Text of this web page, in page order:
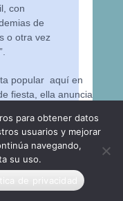
con
de
o otra vez
popular aquí en
fiesta, ella anuncia
le 2 Mai 2022. Il
fleurs qui
celebra este año el
decoradas
para obtener datos
usuarios y mejorar
navegando,
su uso.
de privacidad